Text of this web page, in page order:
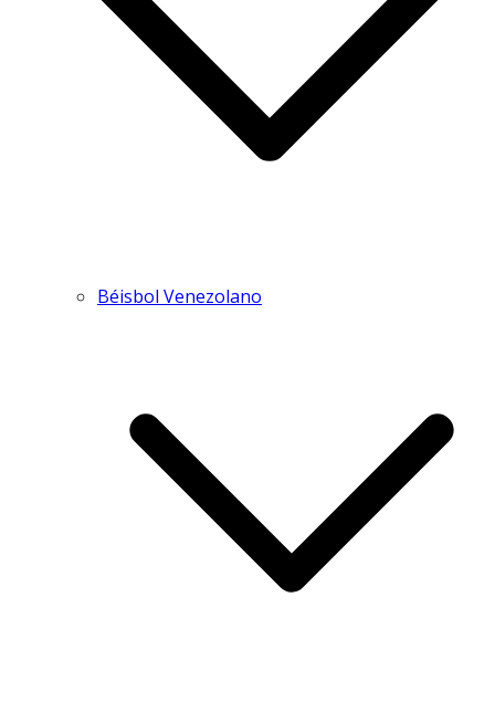
Béisbol Venezolano